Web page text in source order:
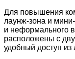
Для повышения
лаунж-зона и
и неформального
расположены с
удобный доступ